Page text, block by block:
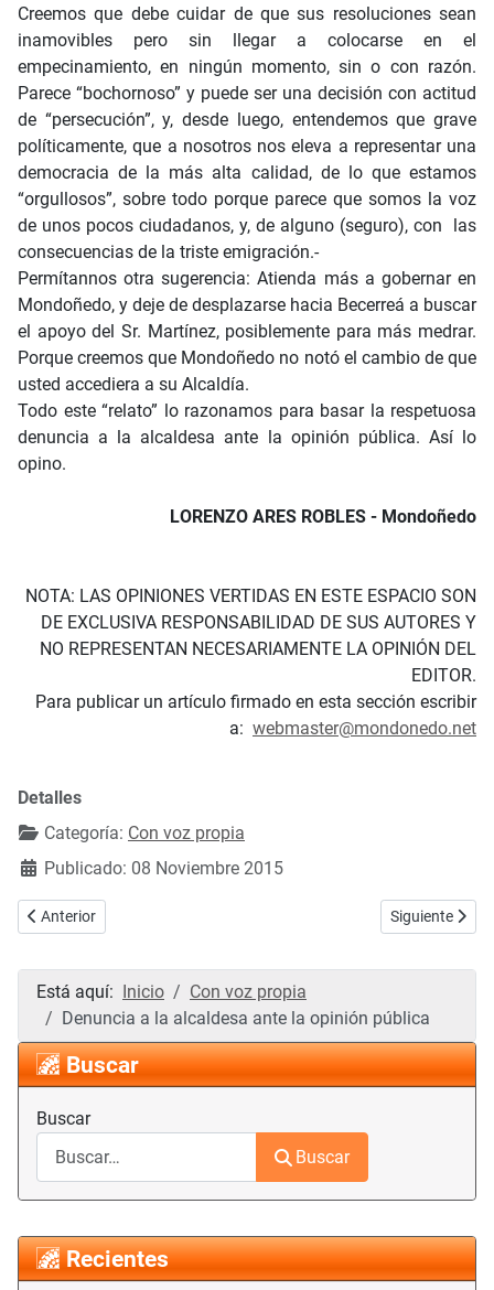
Creemos que debe cuidar de que sus resoluciones sean
inamovibles pero sin llegar a colocarse en el
empecinamiento, en ningún momento, sin o con razón.
Parece “bochornoso” y puede ser una decisión con actitud
de “persecución”, y, desde luego, entendemos que grave
políticamente, que a nosotros nos eleva a representar una
democracia de la más alta calidad, de lo que estamos
“orgullosos”, sobre todo porque parece que somos la voz
de unos pocos ciudadanos, y, de alguno (seguro), con las
consecuencias de la triste emigración.-
Permítannos otra sugerencia: Atienda más a gobernar en
Mondoñedo, y deje de desplazarse hacia Becerreá a buscar
el apoyo del Sr. Martínez, posiblemente para más medrar.
Porque creemos que Mondoñedo no notó el cambio de que
usted accediera a su Alcaldía.
Todo este “relato” lo razonamos para basar la respetuosa
denuncia a la alcaldesa ante la opinión pública. Así lo
opino.
LORENZO ARES ROBLES - Mondoñedo
NOTA: LAS OPINIONES VERTIDAS EN ESTE ESPACIO SON
DE EXCLUSIVA RESPONSABILIDAD DE SUS AUTORES Y
NO REPRESENTAN NECESARIAMENTE LA OPINIÓN DEL
EDITOR.
Para publicar un artículo firmado en esta sección escribir
a: webmaster@mondonedo.net
Detalles
Categoría: Con voz propia
Publicado: 08 Noviembre 2015
Artículo anterior: Enhorabuena, Monseñor
Anterior Artículo
Siguiente
Está aquí: Inicio
Con voz propia
Denuncia a la alcaldesa ante la opinión pública
Buscar
Buscar
Buscar
Recientes